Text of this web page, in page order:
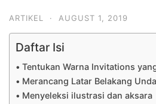
ARTIKEL · AUGUST 1, 2019
Daftar Isi
Tentukan Warna Invitations
Merancang Latar Belakang
Menyeleksi ilustrasi dan aksara